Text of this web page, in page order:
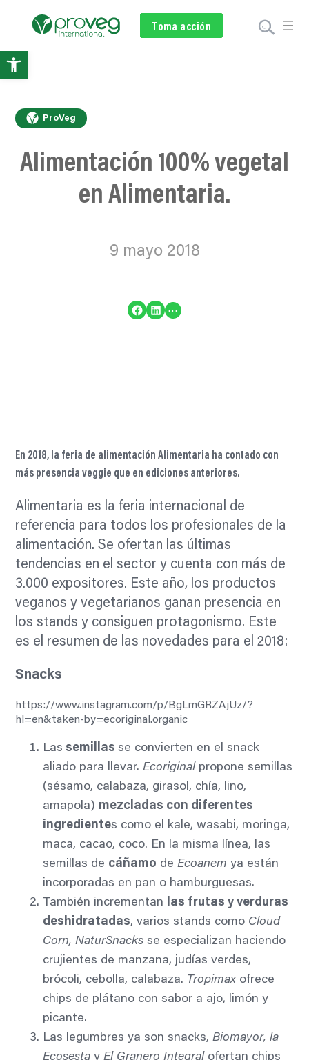
Toma acción
Subscríbete
Voluntariado
Donar
ProVeg
Alimentación 100% vegetal
en Alimentaria.
9 mayo 2018
Compartir en Facebook Compartir en LinkedIn …
En 2018, la feria de alimentación Alimentaria ha contado con
más presencia veggie que en ediciones anteriores.
Alimentaria es la feria internacional de
referencia para todos los profesionales de la
alimentación. Se ofertan las últimas
tendencias en el sector y cuenta con más de
3.000 expositores. Este año, los productos
veganos y vegetarianos ganan presencia en
los stands y consiguen protagonismo. Este
es el resumen de las novedades para el 2018:
Snacks
https://www.instagram.com/p/BgLmGRZAjUz/?
hl=en&taken-by=ecoriginal.organic
Las semillasse convierten en el snack
aliado para llevar.Ecoriginal propone semillas
(sésamo, calabaza, girasol, chía, lino,
amapola) mezcladas con diferentes
ingredientes como el kale, wasabi, moringa,
maca, cacao, coco. En la misma línea, las
semillas de cáñamo deEcoanem ya están
incorporadas en pan o hamburguesas.
También incrementan las frutas y verduras
deshidratadas, varios stands como Cloud
Corn, NaturSnacksse especializan haciendo
crujientes de manzana, judías verdes,
brócoli, cebolla, calabaza. Tropimaxofrece
chips de plátano con sabor a ajo, limón y
picante.
Las legumbres ya son snacks,Biomayor, la
Ecosesta yEl Granero Integral ofertan chips
Abrir
de
herramientas